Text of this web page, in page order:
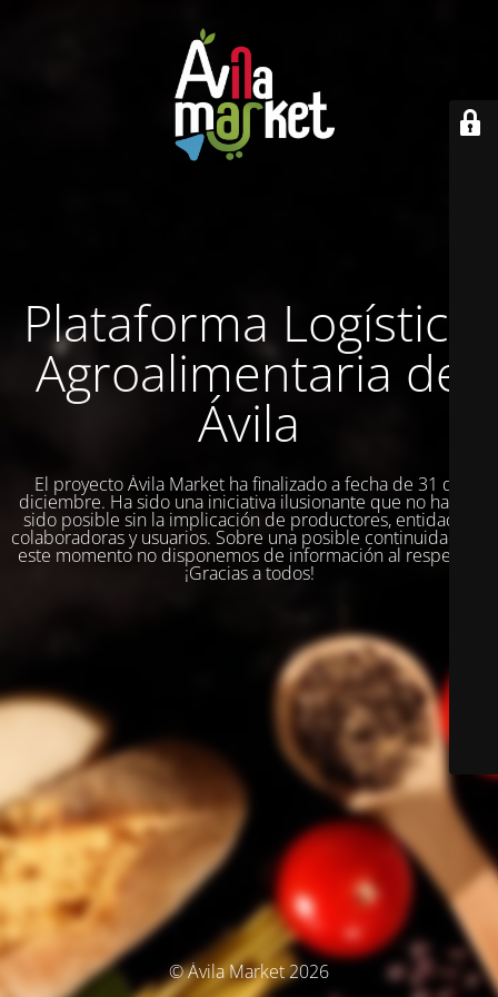
Plataforma Logística
Agroalimentaria de
Ávila
El proyecto Ávila Market ha finalizado a fecha de 31 de
diciembre. Ha sido una iniciativa ilusionante que no habría
sido posible sin la implicación de productores, entidades
colaboradoras y usuarios. Sobre una posible continuidad, en
este momento no disponemos de información al respecto.
¡Gracias a todos!
© Ávila Market 2026